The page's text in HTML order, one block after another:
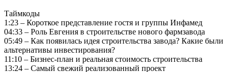
Таймкоды
1:23 – Короткое представление гостя и группы Инфамед
04:33 – Роль Евгения в строительстве нового фармзавода
05:49 – Как появилась идея строительства завода? Какие были
альтернативы инвестирования?
11:10 – Бизнес-план и реальная стоимость строительства
13:24 – Самый свежий реализованный проект